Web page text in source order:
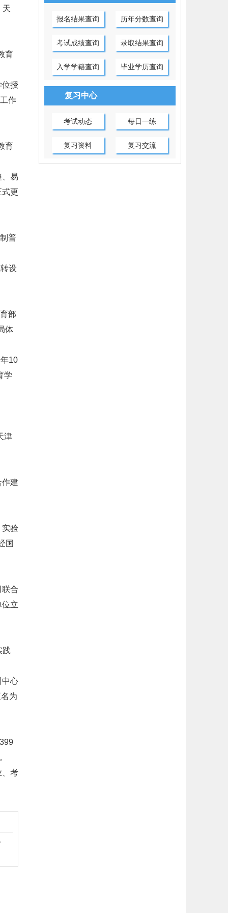
天
育
授
作
育
易
更
普
设
部
体
10
学
津
建
验
国
合
立
践
心
为
考
报名结果查询 历年分数查询
考试成绩查询 录取结果查询
入学学籍查询 毕业学历查询
复习中心
考试动态 每日一练
复习资料 复习交流